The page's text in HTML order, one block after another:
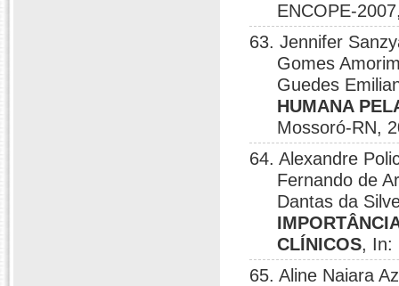
ENCOPE-
63. Jennifer
Gomes
Guedes
HUMANA
Mossoró-RN,
64. Alexandre
Fernando de
Dantas da
CLÍNICOS, In:
65. Aline Naiara